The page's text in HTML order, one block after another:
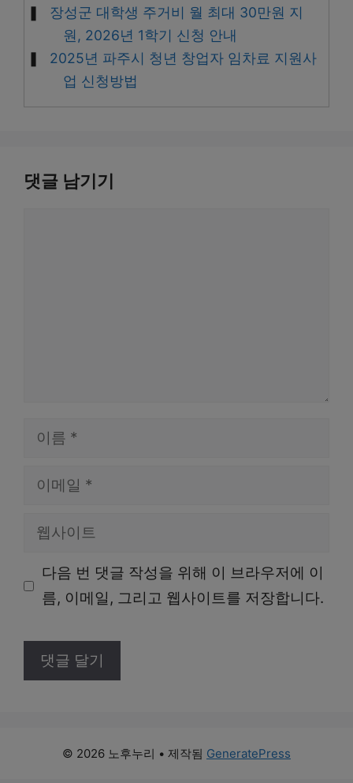
장성군 대학생 주거비 월 최대 30만원 지
원, 2026년 1학기 신청 안내
2025년 파주시 청년 창업자 임차료 지원사
업 신청방법
댓글 남기기
일
다음 번 댓글 작성을 위해 이 브라우저에 이
름, 이메일, 그리고 웹사이트를 저장합니다.
© 2026 노후누리 • 제작됨 GeneratePress